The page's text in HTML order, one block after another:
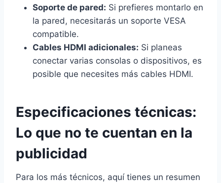
Soporte de pared: Si prefieres montarlo en
la pared, necesitarás un soporte VESA
compatible.
Cables HDMI adicionales: Si planeas
conectar varias consolas o dispositivos, es
posible que necesites más cables HDMI.
Especificaciones técnicas:
Lo que no te cuentan en la
publicidad
Para los más técnicos, aquí tienes un resumen